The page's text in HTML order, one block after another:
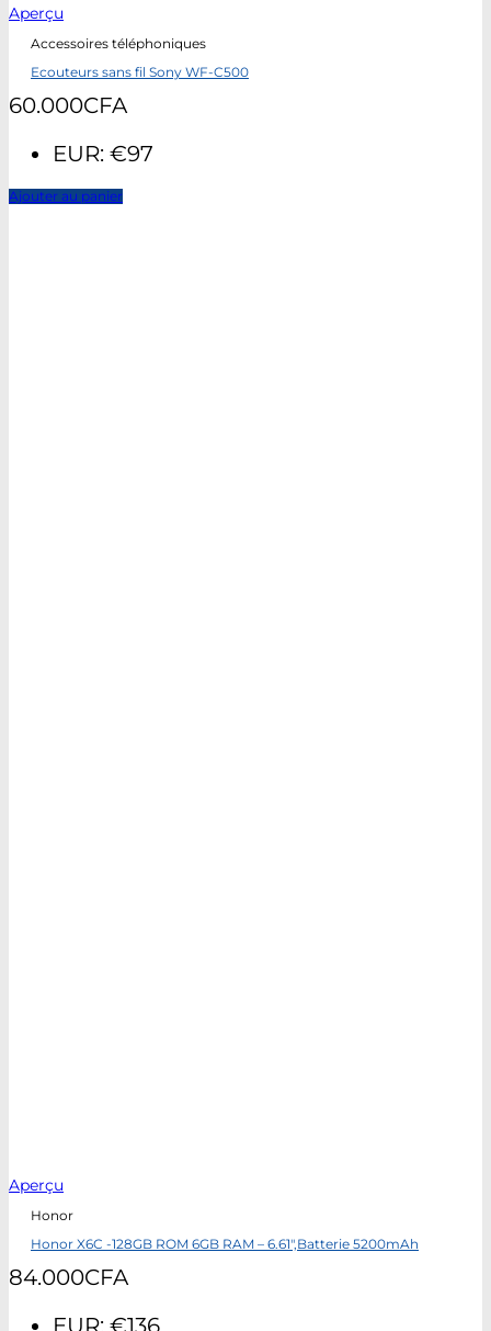
Aperçu
Accessoires téléphoniques
Ecouteurs sans fil Sony WF-C500
60.000CFA
EUR: €97
Ajouter au panier
Aperçu
Honor
Honor X6C -128GB ROM 6GB RAM – 6.61″,Batterie 5200mAh
84.000CFA